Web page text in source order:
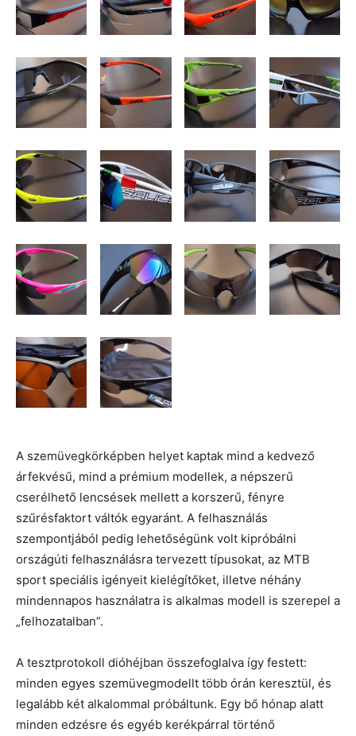
A szemüvegkörképben helyet kaptak mind a kedvező
árfekvésű, mind a prémium modellek, a népszerű
cserélhető lencsések mellett a korszerű, fényre
szűrésfaktort váltók egyaránt. A felhasználás
szempontjából pedig lehetőségünk volt kipróbálni
országúti felhasználásra tervezett típusokat, az MTB
sport speciális igényeit kielégítőket, illetve néhány
mindennapos használatra is alkalmas modell is szerepel a
„felhozatalban”.
A tesztprotokoll dióhéjban összefoglalva így festett:
minden egyes szemüvegmodellt több órán keresztül, és
legalább két alkalommal próbáltunk. Egy bő hónap alatt
minden edzésre és egyéb kerékpárral történő